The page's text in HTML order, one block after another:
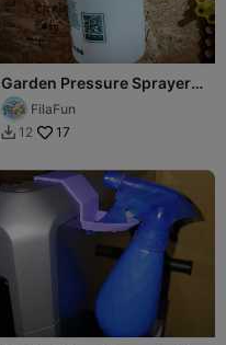
Garden Pressure Sprayer
Wall-Mounted Holder
FilaFun
 12 17